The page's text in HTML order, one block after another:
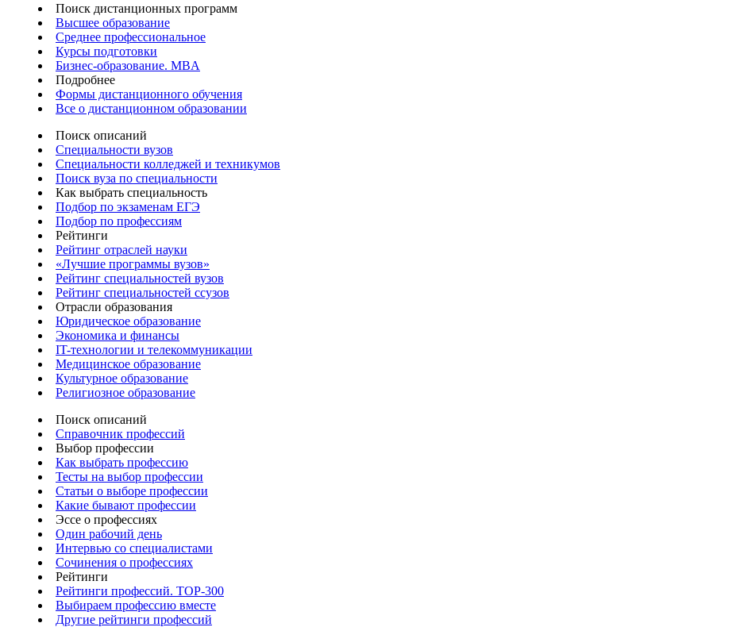
Поиск дистанционных программ
Высшее образование
Среднее профессиональное
Курсы подготовки
Бизнес-образование. MBA
Подробнее
Формы дистанционного обучения
Все о дистанционном образовании
Поиск описаний
Специальности вузов
Специальности колледжей и техникумов
Поиск вуза по специальности
Как выбрать специальность
Подбор по экзаменам ЕГЭ
Подбор по профессиям
Рейтинги
Рейтинг отраслей науки
«Лучшие программы вузов»
Рейтинг специальностей вузов
Рейтинг специальностей ссузов
Отрасли образования
Юридическое образование
Экономика и финансы
IT-технологии и телекоммуникации
Медицинское образование
Культурное образование
Религиозное образование
Поиск описаний
Справочник профессий
Выбор профессии
Как выбрать профессию
Тесты на выбор профессии
Статьи о выборе профессии
Какие бывают профессии
Эссе о профессиях
Один рабочий день
Интервью со специалистами
Сочинения о профессиях
Рейтинги
Рейтинги профессий. TOP-300
Выбираем профессию вместе
Другие рейтинги профессий